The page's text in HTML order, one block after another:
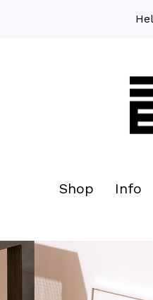
Shop Info